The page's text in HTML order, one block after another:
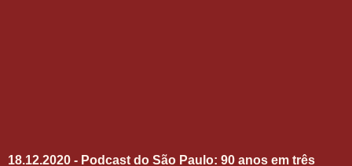
18.12.2020 - Podcast do São Paulo: 90 anos em três